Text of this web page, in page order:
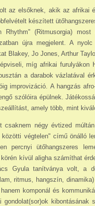
az elsőknek, akik az afrikai
készített
Rhythm" (Ritmusorgia)
újra megjelent. A
Blakey, Jo Jones, Arthur
míg afrikai furulyákon
a darabok vázlatával
impro­vizáció. A hangzás
szólóira épülnek.
amely több, mint
csaknem négy évtized
közötti végtelen" című önálló
percnyi ütő­hangszeres
kívül aligha számíthat
Gyula tanítványa volt, a
ritmus, hangszín,
komponál és
gondo­lat(sor)ok